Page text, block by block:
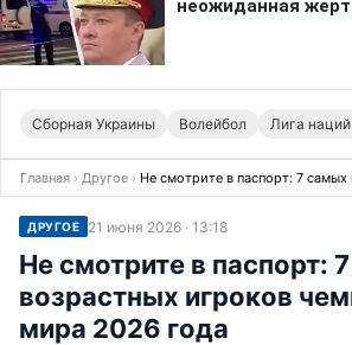
Сборная Украины Волейбол Лига наций
Главная › Другое › Не смотрите в паспорт: 7
ДРУГОЕ 21 июня 2026 · 13:18
Не смотрите в паспорт:
возрастных игроков
мира 2026 года